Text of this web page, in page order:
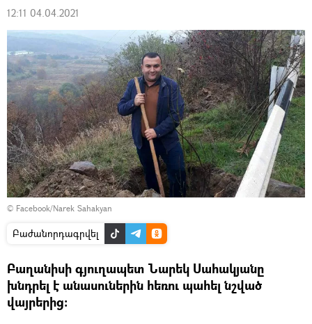
12:11 04.04.2021
© Facebook/Narek Sahakyan
Բաժանորդագրվել
Բաղանիսի գյուղապետ Նարեկ Սահակյանը
խնդրել է անասուներին հեռու պահել նշված
վայրերից։